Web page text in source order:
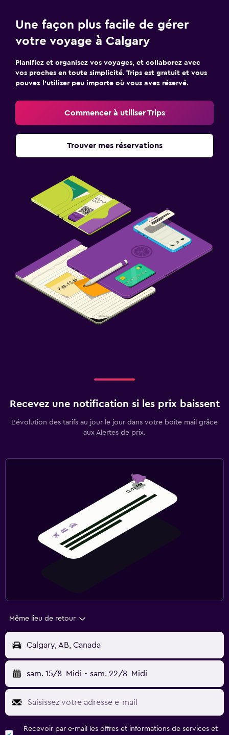
Une façon plus facile de gérer
votre voyage à Calgary
Planifiez et organisez vos voyages, et collaborez avec
vos proches en toute simplicité. Trips est gratuit et vous
pouvez l’utiliser peu importe où vous avez réservé.
Commencer à utiliser Trips
Trouver mes réservations
Recevez une notification si les prix baissent
L’évolution des tarifs au jour le jour dans votre boîte mail grâce
aux Alertes de prix.
Même lieu de retour
Calgary, AB, Canada
sam. 15/8 Midi - sam. 22/8 Midi
Recevoir par e-mail les offres et informations de services et